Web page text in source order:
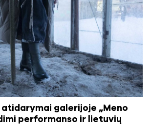
galerijoje „Meno
performanso ir lietuvių